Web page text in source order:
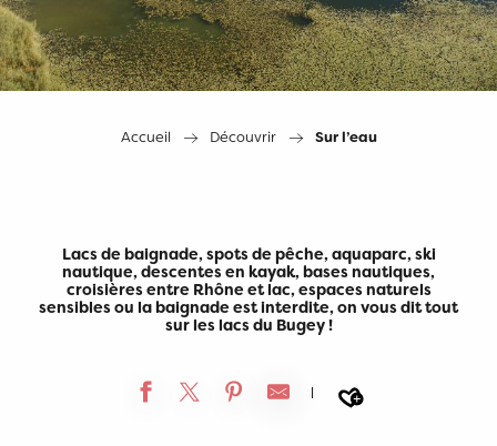
Accueil Découvrir Sur l’eau
Lacs de baignade, spots de pêche, aquaparc, ski
nautique, descentes en kayak, bases nautiques,
croisières entre Rhône et lac, espaces naturels
sensibles ou la baignade est interdite, on vous dit tout
sur les lacs du Bugey !
Ajouter